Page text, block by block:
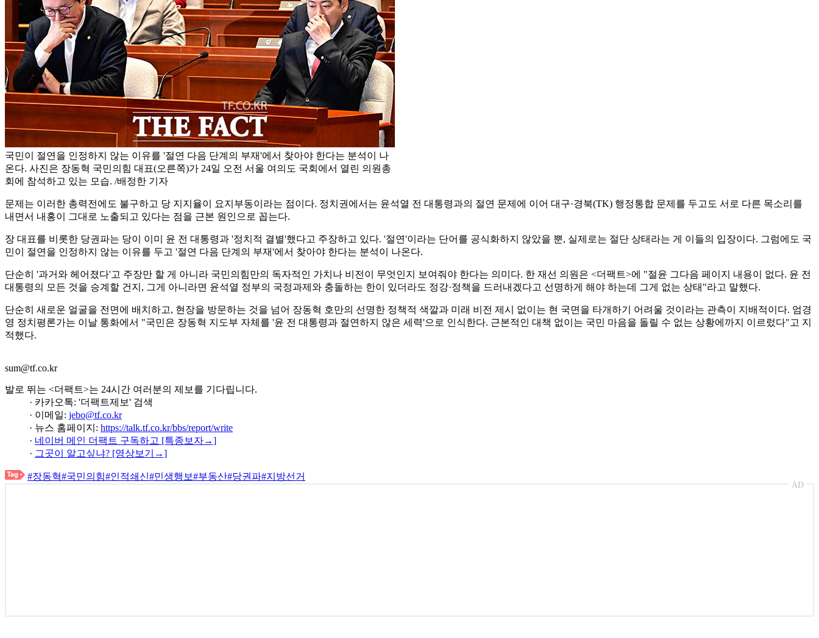
국민이 절연을 인정하지 않는 이유를 '절연 다음 단계의 부재'에서 찾아야 한다는 분석이 나
온다. 사진은 장동혁 국민의힘 대표(오른쪽)가 24일 오전 서울 여의도 국회에서 열린 의원총
회에 참석하고 있는 모습. /배정한 기자
문제는 이러한 총력전에도 불구하고 당 지지율이 요지부동이라는 점이다. 정치권에서는 윤석열 전 대통령과의 절연 문제에 이어 대구·경북(TK) 행정통합 문제를 두고도 서로 다른 목소리를
내면서 내홍이 그대로 노출되고 있다는 점을 근본 원인으로 꼽는다.
장 대표를 비롯한 당권파는 당이 이미 윤 전 대통령과 '정치적 결별'했다고 주장하고 있다. '절연'이라는 단어를 공식화하지 않았을 뿐, 실제로는 절단 상태라는 게 이들의 입장이다. 그럼에도 국
민이 절연을 인정하지 않는 이유를 두고 '절연 다음 단계의 부재'에서 찾아야 한다는 분석이 나온다.
단순히 '과거와 헤어졌다'고 주장만 할 게 아니라 국민의힘만의 독자적인 가치나 비전이 무엇인지 보여줘야 한다는 의미다. 한 재선 의원은 <더팩트>에 "절윤 그다음 페이지 내용이 없다. 윤 전
대통령의 모든 것을 승계할 건지, 그게 아니라면 윤석열 정부의 국정과제와 충돌하는 한이 있더라도 정강·정책을 드러내겠다고 선명하게 해야 하는데 그게 없는 상태"라고 말했다.
단순히 새로운 얼굴을 전면에 배치하고, 현장을 방문하는 것을 넘어 장동혁 호만의 선명한 정책적 색깔과 미래 비전 제시 없이는 현 국면을 타개하기 어려울 것이라는 관측이 지배적이다. 엄경
영 정치평론가는 이날 통화에서 "국민은 장동혁 지도부 자체를 '윤 전 대통령과 절연하지 않은 세력'으로 인식한다. 근본적인 대책 없이는 국민 마음을 돌릴 수 없는 상황에까지 이르렀다"고 지
적했다.
sum@tf.co.kr
발로 뛰는 <더팩트>는 24시간 여러분의 제보를 기다립니다.
· 카카오톡: '더팩트제보' 검색
· 이메일: jebo@tf.co.kr
· 뉴스 홈페이지: https://talk.tf.co.kr/bbs/report/write
· 네이버 메인 더팩트 구독하고 [특종보자→]
· 그곳이 알고싶냐? [영상보기→]
#장동혁#국민의힘#인적쇄신#민생행보#부동산#당권파#지방선거
AD